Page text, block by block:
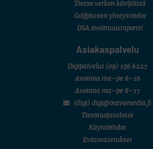
Tietoa verkon kävijöistä
Golfpisteen yhteystiedot
DSA avoimuusraportti
Asiakaspalvelu
Digipalvelut (09) 156 6227
Avoinna ma–pe 8–16
Avoinna ma–pe 8–17
(digi) digi@otavamedia.fi
Tietosuojaseloste
Käyttöehdot
Evästeasetukset